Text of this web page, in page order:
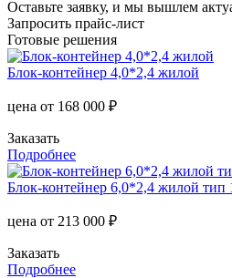
Оставьте заявку, и мы вышлем
Запросить прайс-лист
Готовые решения
Блок-контейнер 4,0*2,4 жилой
цена от 168 000 ₽
Заказать
Подробнее
Блок-контейнер 6,0*2,4 жилой тип
цена от 213 000 ₽
Заказать
Подробнее